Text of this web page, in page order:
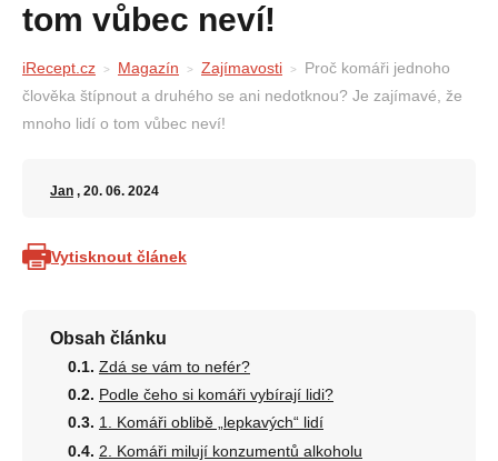
tom vůbec neví!
iRecept.cz Magazín Zajímavosti
Proč komáři jednoho
člověka štípnout a druhého se ani nedotknou? Je zajímavé, že
mnoho lidí o tom vůbec neví!
Jan , 20. 06. 2024
Vytisknout článek
Obsah článku
Zdá se vám to nefér?
Podle čeho si komáři vybírají lidi?
1. Komáři oblibě „lepkavých“ lidí
2. Komáři milují konzumentů alkoholu